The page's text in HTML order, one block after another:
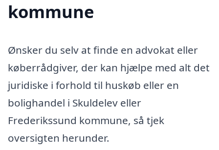
kommune
Ønsker du selv at finde en advokat eller
køberrådgiver, der kan hjælpe med alt det
juridiske i forhold til huskøb eller en
bolighandel i Skuldelev eller
Frederikssund kommune, så tjek
oversigten herunder.